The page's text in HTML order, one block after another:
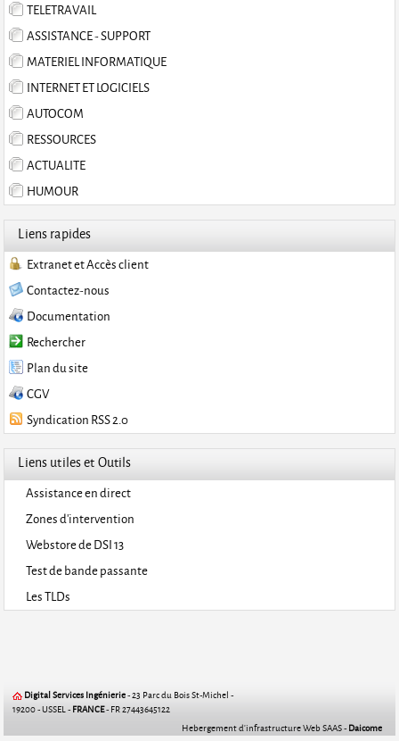
TELETRAVAIL
ASSISTANCE - SUPPORT
MATERIEL INFORMATIQUE
INTERNET ET LOGICIELS
AUTOCOM
RESSOURCES
ACTUALITE
HUMOUR
Liens rapides
Extranet et Accès client
Contactez-nous
Documentation
Rechercher
Plan du site
CGV
Syndication RSS 2.0
Liens utiles et Outils
Assistance en direct
Zones d'intervention
Webstore de DSI 13
Test de bande passante
Les TLDs
Digital Services Ingénierie- 23 Parc du Bois St-Michel -
19200 - USSEL - FRANCE- FR 27443645122
Hebergement d'infrastructure Web SAAS - Daicome